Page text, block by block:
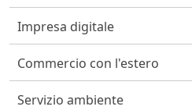
Impresa digitale
Commercio con l'estero
Servizio ambiente